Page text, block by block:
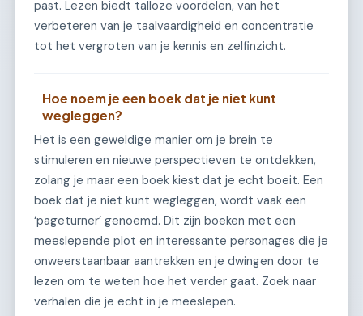
past. Lezen biedt talloze voordelen, van het
verbeteren van je taalvaardigheid en concentratie
tot het vergroten van je kennis en zelfinzicht.
Hoe noem je een boek dat je niet kunt
wegleggen?
Het is een geweldige manier om je brein te
stimuleren en nieuwe perspectieven te ontdekken,
zolang je maar een boek kiest dat je echt boeit. Een
boek dat je niet kunt wegleggen, wordt vaak een
‘pageturner’ genoemd. Dit zijn boeken met een
meeslepende plot en interessante personages die je
onweerstaanbaar aantrekken en je dwingen door te
lezen om te weten hoe het verder gaat. Zoek naar
verhalen die je echt in je meeslepen.